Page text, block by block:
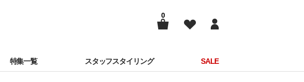
0
特集一覧 スタッフスタイリング SALE